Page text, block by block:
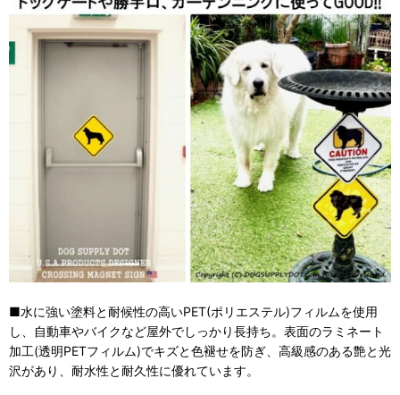
■水に強い塗料と耐候性の高いPET(ポリエステル)フィルムを使用
し、自動車やバイクなど屋外でしっかり長持ち。表面のラミネート
加工(透明PETフィルム)でキズと色褪せを防ぎ、高級感のある艶と光
沢があり、耐水性と耐久性に優れています。